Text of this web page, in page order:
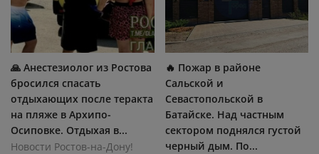
🙏 Анестезиолог из Ростова
бросился спасать
отдыхающих после теракта
на пляже в Архипо-
Осиповке. Отдыхая в...
Новости Ростов-на-Дону!
🔥 Пожар в районе
Сальской и
Севастопольской в
Батайске. Над частным
сектором поднялся густой
черный дым. По...